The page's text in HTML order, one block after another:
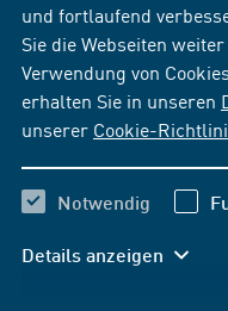
und fortlaufend
Sie die Webseiten
Verwendung von
erhalten Sie in unseren
unserer Cookie-
Notwendig
Details anzeigen